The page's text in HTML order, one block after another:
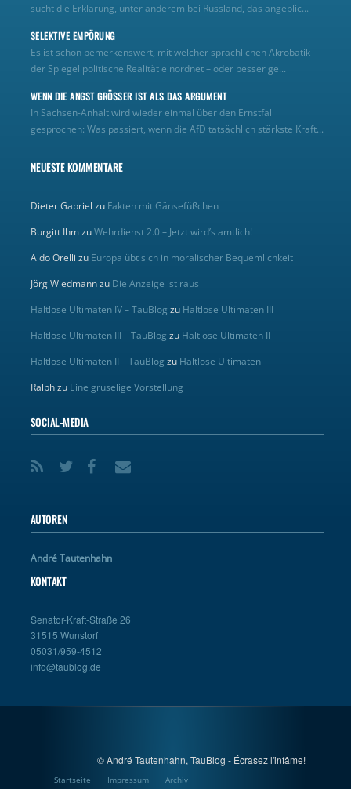
sucht die Erklärung, unter anderem bei Russland, das angeblic...
SELEKTIVE EMPÖRUNG
Es ist schon bemerkenswert, mit welcher sprachlichen Akrobatik
der Spiegel politische Realität einordnet – oder besser ge...
WENN DIE ANGST GRÖSSER IST ALS DAS ARGUMENT
In Sachsen-Anhalt wird wieder einmal über den Ernstfall
gesprochen: Was passiert, wenn die AfD tatsächlich stärkste Kraft...
NEUESTE KOMMENTARE
Dieter Gabriel zu Fakten mit Gänsefüßchen
Burgitt IhmzuWehrdienst 2.0 – Jetzt wird’s amtlich!
Aldo Orelli zu Europa übt sich in moralischer Bequemlichkeit
Jörg Wiedmannzu Die Anzeige ist raus
Haltlose Ultimaten IV – TauBlog zu Haltlose Ultimaten III
Haltlose Ultimaten III – TauBlog zu Haltlose Ultimaten II
Haltlose Ultimaten II – TauBlog zu Haltlose Ultimaten
Ralphzu Eine gruselige Vorstellung
SOCIAL-MEDIA
AUTOREN
André Tautenhahn
KONTAKT
Senator-Kraft-Straße 26
31515 Wunstorf
05031/959-4512
info@taublog.de
© André Tautenhahn, TauBlog - Écrasez l'infâme!
Startseite Impressum Archiv